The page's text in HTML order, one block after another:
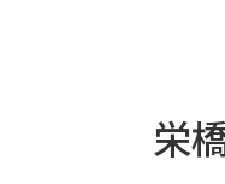
栄